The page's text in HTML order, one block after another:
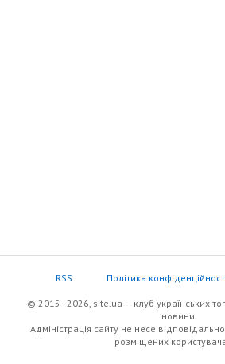
RSS Політика
© 2015–2026, site.ua — клуб українських
новини
Адміністрація сайту не несе
розміщених